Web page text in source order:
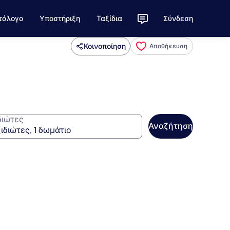
Υποστήριξη Ταξίδια Σύνδεση
Κοινοποίηση Αποθήκευση
Αναζήτηση